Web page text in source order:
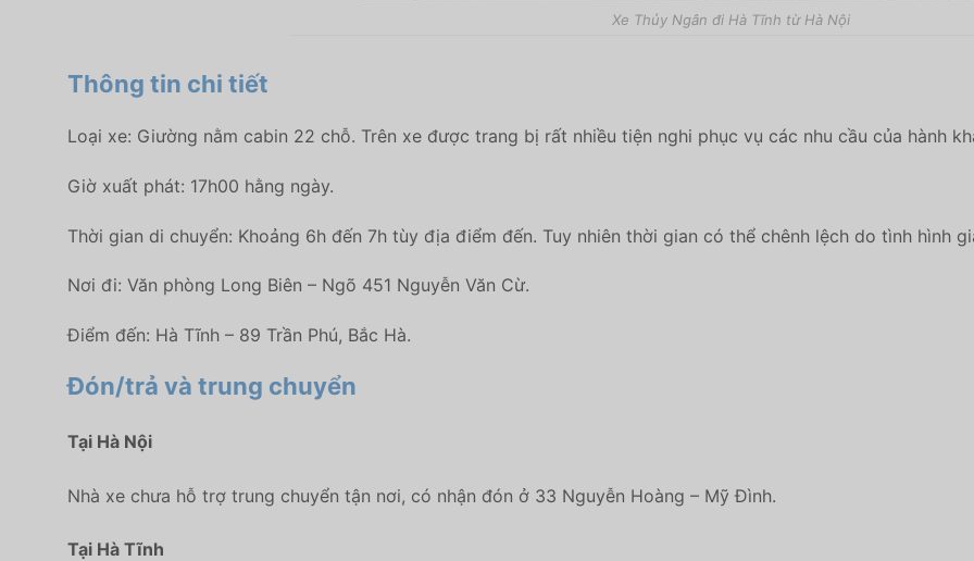
Xe Thủy Ngân đi Hà Tĩnh từ Hà Nội
Thông tin chi tiết
Loại xe: Giường nằm cabin 22 chỗ. Trên xe được trang bị rất nhiều tiện nghi phục vụ các nhu cầu của hành
Giờ xuất phát: 17h00 hằng ngày.
Thời gian di chuyển: Khoảng 6h đến 7h tùy địa điểm đến. Tuy nhiên thời gian có thể chênh lệch do tình hình
Nơi đi: Văn phòng Long Biên – Ngõ 451 Nguyễn Văn Cừ.
Điểm đến: Hà Tĩnh – 89 Trần Phú, Bắc Hà.
Đón/trả và trung chuyển
Tại Hà Nội
Nhà xe chưa hỗ trợ trung chuyển tận nơi, có nhận đón ở 33 Nguyễn Hoàng – Mỹ Đình.
Tại Hà Tĩnh